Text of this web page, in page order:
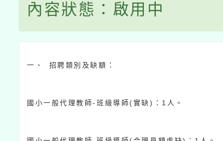
內容狀態：啟用中
一、 招聘類別及缺額：
國小一般代理教師-班級導師 ( 實缺 ) ： 1 人。